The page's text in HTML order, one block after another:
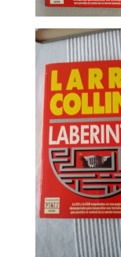
Otros idiomas
Papás, Mamás, bebés...
Papás, Mamás, Bebés...
Papás, Mamás, Bebés…
Poesía
Política
Psicología. Educación